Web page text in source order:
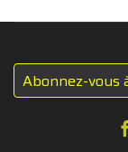
Abonnez-vous